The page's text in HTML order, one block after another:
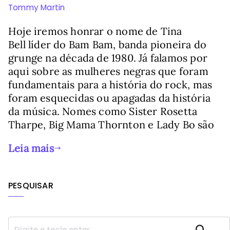
Tommy Martin
Hoje iremos honrar o nome de Tina
Bell líder do Bam Bam, banda pioneira do
grunge na década de 1980. Já falamos por
aqui sobre as mulheres negras que foram
fundamentais para a história do rock, mas
foram esquecidas ou apagadas da história
da música. Nomes como Sister Rosetta
Tharpe, Big Mama Thornton e Lady Bo são
Leia mais
PESQUISAR
P